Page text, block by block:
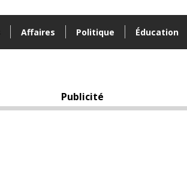
Affaires Politique Éducation
Publicité